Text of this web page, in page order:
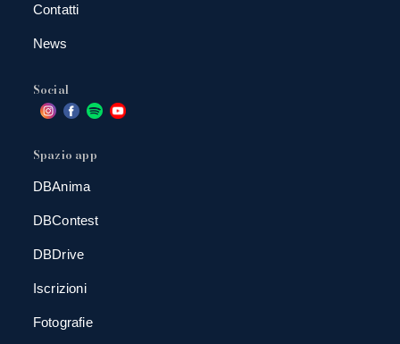
Contatti
News
Social
Spazio app
DBAnima
DBContest
DBDrive
Iscrizioni
Fotografie